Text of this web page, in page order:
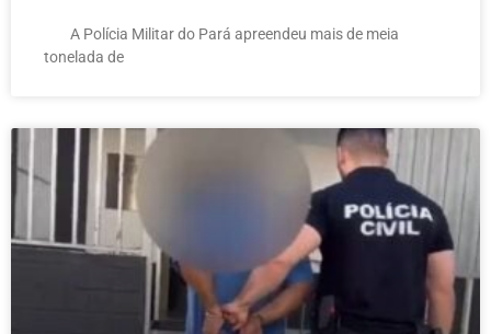
A Polícia Militar do Pará apreendeu mais de meia
tonelada de